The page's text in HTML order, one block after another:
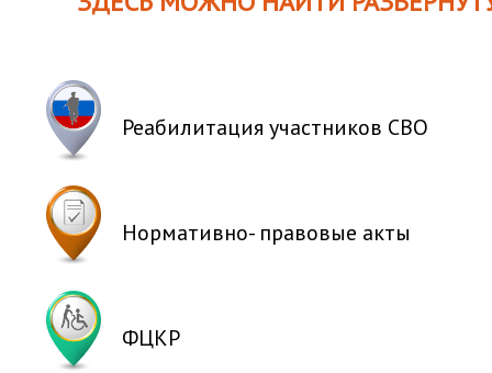
Реабилитация участников СВО
Нормативно- правовые акты
ФЦКР